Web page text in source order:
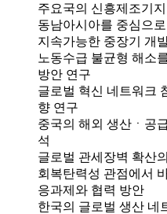
주요국의 신흥제조기
동남아시아를 중심으로
지속가능한 중장기 개
노동수급 불균형 해소
방안 연구
글로벌 혁신 네트워크
향 연구
중국의 해외 생산ㆍ공
석
글로벌 관세장벽 확산
회복탄력성 관점에서
응과제와 협력 방안
한국의 글로벌 생산 네